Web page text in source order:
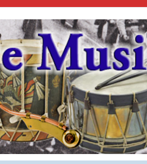
Militari - Forums